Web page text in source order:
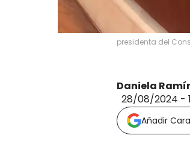
presidenta del
Daniela
28/08/2024 -
Añadir